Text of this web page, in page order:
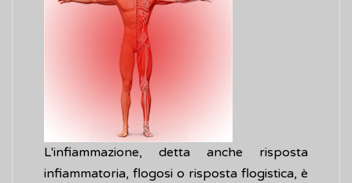
L'infiammazione, detta anche risposta
infiammatoria, flogosi o risposta flogistica, è